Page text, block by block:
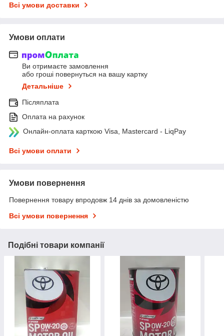
Всі умови доставки
Умови оплати
Ви отримаєте замовлення
або гроші повернуться на вашу картку
Детальніше
Післяплата
Оплата на рахунок
Онлайн-оплата карткою Visa, Mastercard - LiqPay
Всі умови оплати
Умови повернення
Повернення товару впродовж 14 днів за домовленістю
Всі умови повернення
Подібні товари компанії